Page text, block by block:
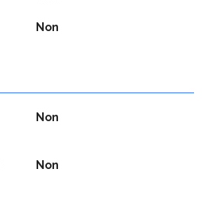
Non
Non
Non